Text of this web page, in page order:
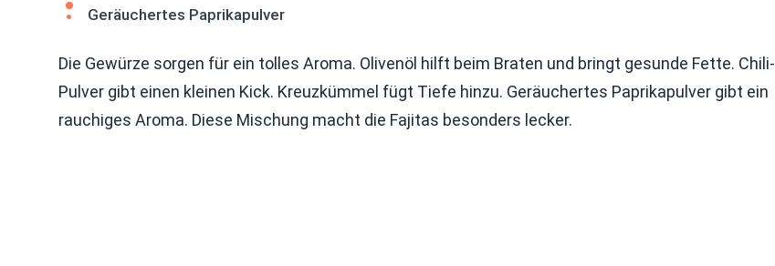
Geräuchertes Paprikapulver
Die Gewürze sorgen für ein tolles Aroma. Olivenöl hilft beim Braten und bringt gesunde Fette. Chili-
Pulver gibt einen kleinen Kick. Kreuzkümmel fügt Tiefe hinzu. Geräuchertes Paprikapulver gibt ein
rauchiges Aroma. Diese Mischung macht die Fajitas besonders lecker.